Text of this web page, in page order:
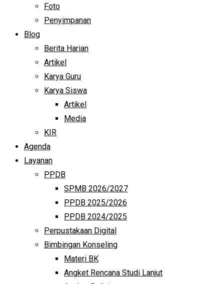
Foto
Penyimpanan
Blog
Berita Harian
Artikel
Karya Guru
Karya Siswa
Artikel
Media
KIR
Agenda
Layanan
PPDB
SPMB 2026/2027
PPDB 2025/2026
PPDB 2024/2025
Perpustakaan Digital
Bimbingan Konseling
Materi BK
Angket Rencana Studi Lanjut